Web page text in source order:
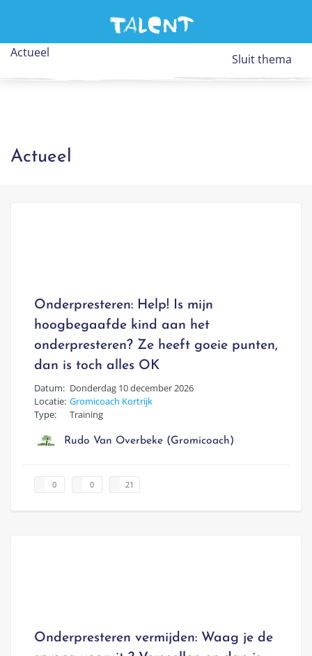
Actueel Sluit thema
Actueel
Onderpresteren: Help! Is mijn
hoogbegaafde kind aan het
onderpresteren? Ze heeft goeie punten,
dan is toch alles OK
Datum: Donderdag 10 december 2026
Locatie: Gromicoach Kortrijk
Type:
Training
Rudo Van Overbeke (Gromicoach)
0 0 21
Onderpresteren vermijden: Waag je de